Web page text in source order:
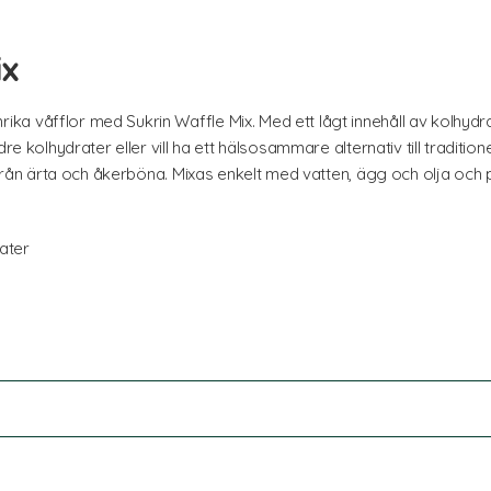
våfflor med Sukrin Waffle Mix. Med ett lågt innehåll av
kolhydrater eller vill ha ett hälsosammare alternativ till
ärta och åkerböna. Mixas enkelt med vatten, ägg och olja